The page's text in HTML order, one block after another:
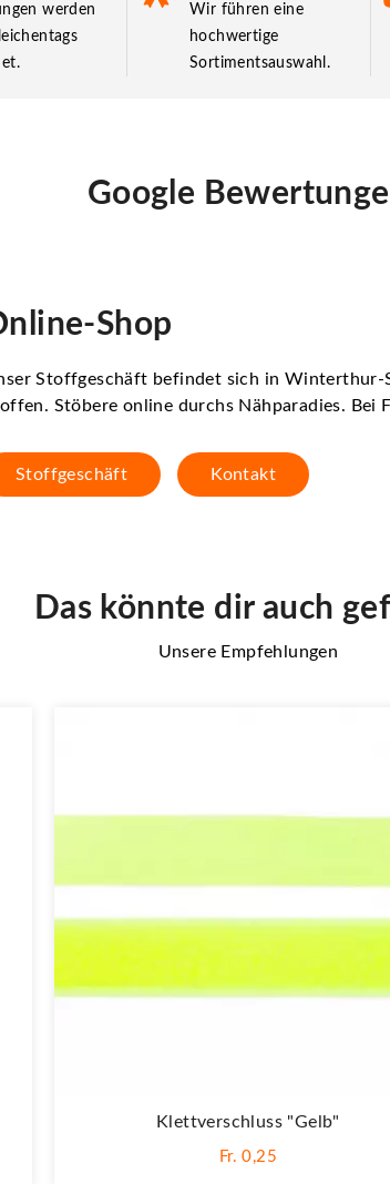
werden
Wir führen eine
hochwertige
Sortimentsauswahl.
Google
Shop
Stoffgeschäft befindet sich in Winterthur-
Stöbere online durchs Nähparadies. Bei
Stoffgeschäft Kontakt
Das könnte dir auch
Unsere Empfehlungen
Klettverschluss "gelb"
Fr. 0,25